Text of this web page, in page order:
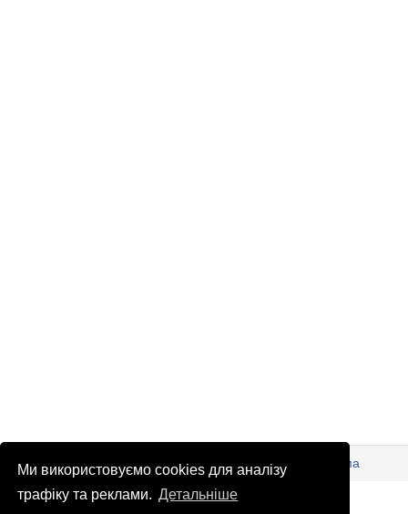
Ми використовуємо cookies для аналізу
трафіку та реклами. Детальніше
© Патріоти України 2026 Правова інформація
Реклама
info@patrioty.org.ua